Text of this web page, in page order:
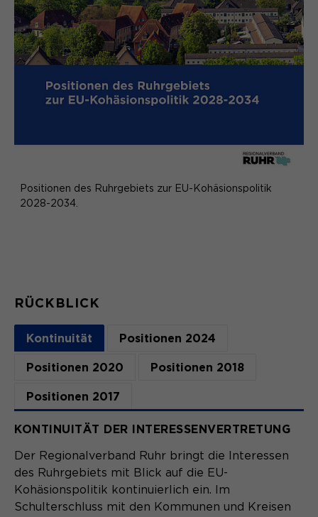
Positionen des Ruhrgebiets zur EU-Kohäsionspolitik
2028-2034.
RÜCKBLICK
Kontinuität Positionen 2024
Positionen 2020 Positionen 2018
Positionen 2017
KONTINUITÄT DER INTERESSENVERTRETUNG
Der Regionalverband Ruhr bringt die Interessen
des Ruhrgebiets mit Blick auf die EU-
Kohäsionspolitik kontinuierlich ein. Im
Schulterschluss mit den Kommunen und Kreisen